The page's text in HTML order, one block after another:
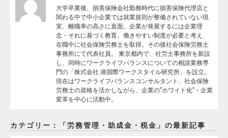
大学卒業後、損害保険会社勤務時代に損害保険代理店と
関わる中で中小企業では就業規則が整備されていない現
実、離職率の高さに直面。企業が発展するには企業理
念・それに基づく教育、働きやすい制度が必要と考え、
在職中に社会保険労務士を取得。その後社会保険労務士
事務所にて代表社員。 東京都内で、社労士事務所を新設
し、同時にワークライフバランスについての相談業務専
門の「株式会社 港国際ワークスタイル研究所」を設立。
現在はワークライフバランスコンサルタント、社会保険
労務士の資格を活かしながら、企業の”ホワイト化”・企業
変革を中心に活動中。
カテゴリー：「労務管理・助成金・税金」の最新記事